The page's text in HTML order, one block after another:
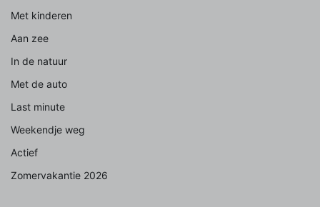
Met kinderen
Aan zee
In de natuur
Met de auto
Last minute
Weekendje weg
Actief
Zomervakantie 2026